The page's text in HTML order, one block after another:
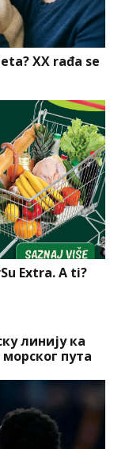
XX rađa se
Extra. A ti?
линију ка
пута